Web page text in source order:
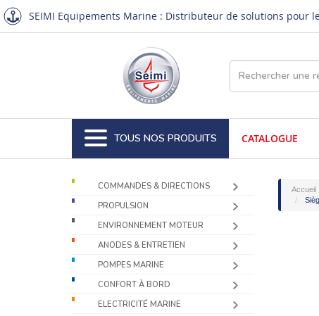
SEIMI Equipements Marine : Distributeur de solutions pour
TOUS NOS PRODUITS CATALOGUE
COMMANDES & DIRECTIONS
PROPULSION
ENVIRONNEMENT MOTEUR
ANODES & ENTRETIEN
POMPES MARINE
CONFORT À BORD
ELECTRICITÉ MARINE
Accueil